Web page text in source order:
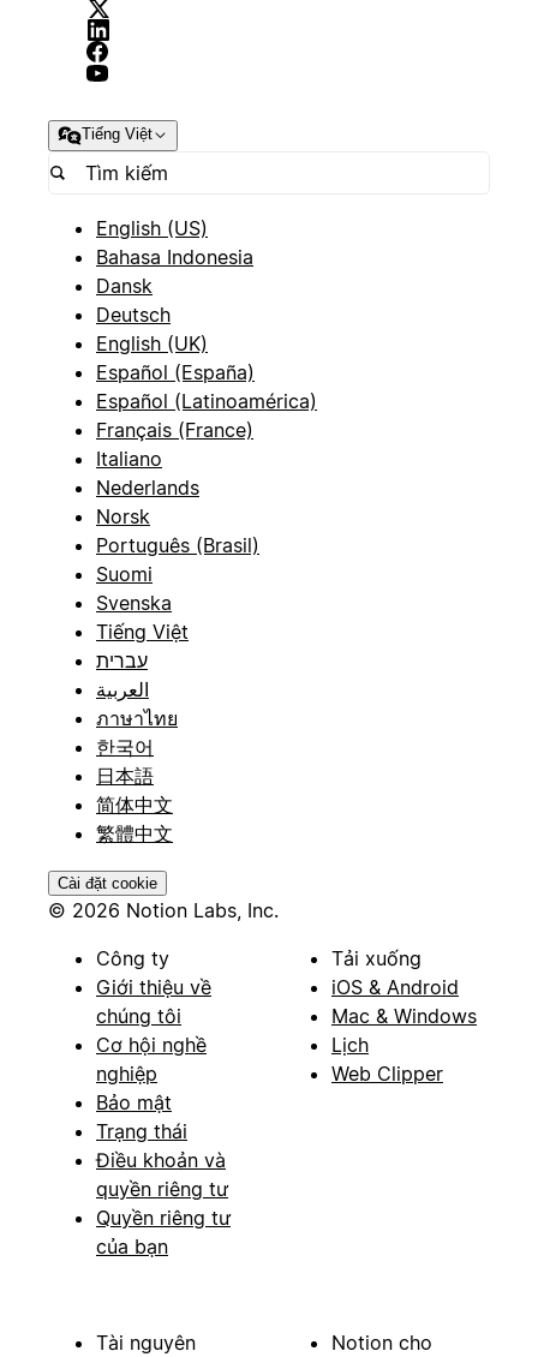
Tiếng Việt
English (US)
Bahasa Indonesia
Dansk
Deutsch
English (UK)
Español (España)
Español (Latinoamérica)
Français (France)
Italiano
Nederlands
Norsk
Português (Brasil)
Suomi
Svenska
Tiếng Việt
עברית
العربية
ภาษาไทย
한국어
日本語
简体中文
繁體中文
Cài đặt cookie
© 2026 Notion Labs, Inc.
Công ty
Giới thiệu về
chúng tôi
Cơ hội nghề
nghiệp
Bảo mật
Trạng thái
Điều khoản và
quyền riêng tư
Quyền riêng tư
của bạn
Tải xuống
iOS & Android
Mac & Windows
Lịch
Web Clipper
Tài nguyên Notion cho